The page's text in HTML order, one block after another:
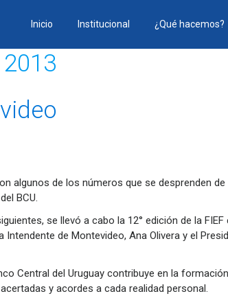
Inicio Institucional ¿Qué hacemos?
algunos de los números que se desprenden
BCU.
se llevó a cabo la 12° edición de la
de Montevideo, Ana Olivera y el
Central del Uruguay contribuye en la
y acordes a cada realidad personal.